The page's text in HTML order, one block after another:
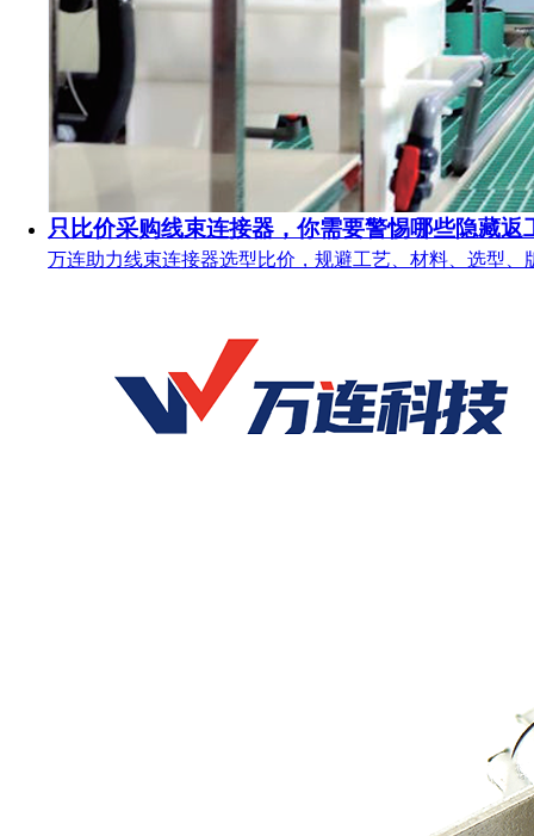
只比价采购线束连接器，你需要警惕哪些隐藏返
万连助力线束连接器选型比价，规避工艺、材料、选型、